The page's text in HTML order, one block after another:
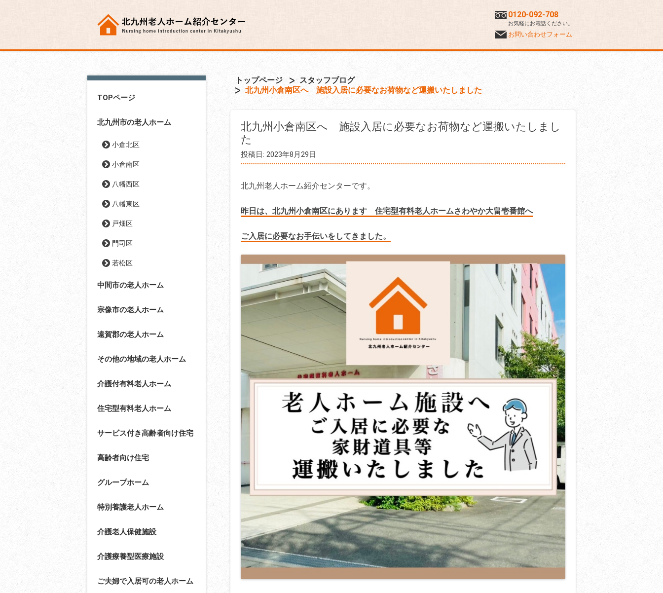
0120-092-708
お気軽にお電話ください。
お問い合わせフォーム
TOPページ
北九州市の老人ホーム
小倉北区
小倉南区
八幡西区
八幡東区
戸畑区
門司区
若松区
中間市の老人ホーム
宗像市の老人ホーム
遠賀郡の老人ホーム
その他の地域の老人ホーム
介護付有料老人ホーム
住宅型有料老人ホーム
サービス付き高齢者向け住宅
高齢者向け住宅
グループホーム
特別養護老人ホーム
介護老人保健施設
介護療養型医療施設
ご夫婦で入居可の老人ホーム
トップページ
スタッフブログ
北九州小倉南区へ 施設入居に必要なお荷物など運搬いたしました
北九州小倉南区へ 施設入居に必要なお荷物など運搬いたしまし
た
投稿日: 2023年8月29日
北九州老人ホーム紹介センターです。
昨日は、北九州小倉南区にあります 住宅型有料老人ホームさわやか大畠壱番館へ
ご入居に必要なお手伝いをしてきました。